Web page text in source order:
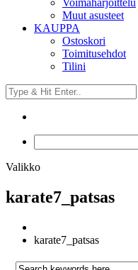
Voimaharjoittelu
Muut asusteet
KAUPPA
Ostoskori
Toimitusehdot
Tilini
Valikko
karate7_patsas
karate7_patsas